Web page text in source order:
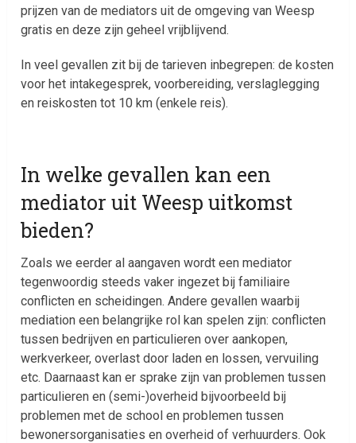
prijzen van de mediators uit de omgeving van Weesp
gratis en deze zijn geheel vrijblijvend.
In veel gevallen zit bij de tarieven inbegrepen: de kosten
voor het intakegesprek, voorbereiding, verslaglegging
en reiskosten tot 10 km (enkele reis).
In welke gevallen kan een
mediator uit Weesp uitkomst
bieden?
Zoals we eerder al aangaven wordt een mediator
tegenwoordig steeds vaker ingezet bij familiaire
conflicten en scheidingen. Andere gevallen waarbij
mediation een belangrijke rol kan spelen zijn: conflicten
tussen bedrijven en particulieren over aankopen,
werkverkeer, overlast door laden en lossen, vervuiling
etc. Daarnaast kan er sprake zijn van problemen tussen
particulieren en (semi-)overheid bijvoorbeeld bij
problemen met de school en problemen tussen
bewonersorganisaties en overheid of verhuurders. Ook